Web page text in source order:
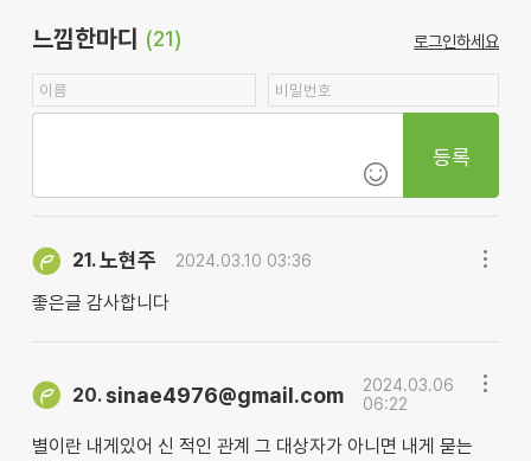
느낌한마디 (21) 로그인하세요
등록
21.노현주 2024.03.10 03:36
좋은글 감사합니다
20. sinae4976@gmail.com
2024.03.06
06:22
별이란 내게있어 신 적인 관계 그 대상자가 아니면 내게 묻는